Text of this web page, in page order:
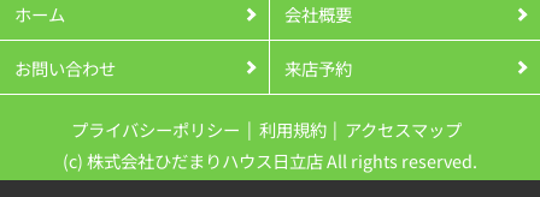
ホーム 会社概要
お問い合わせ 来店予約
プライバシーポリシー 利用規約
アクセスマップ
(c) 株式会社ひだまりハウス日立店 All rights reserved.